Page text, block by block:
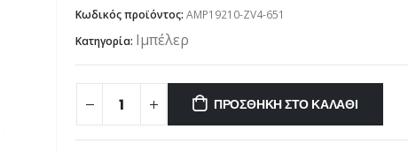
Κωδικός προϊόντος: AMP19210-ZV4-651
Κατηγορία: Ιμπέλερ
ΠΡΟΣΘΉΚΗ ΣΤΟ ΚΑΛΆΘΙ